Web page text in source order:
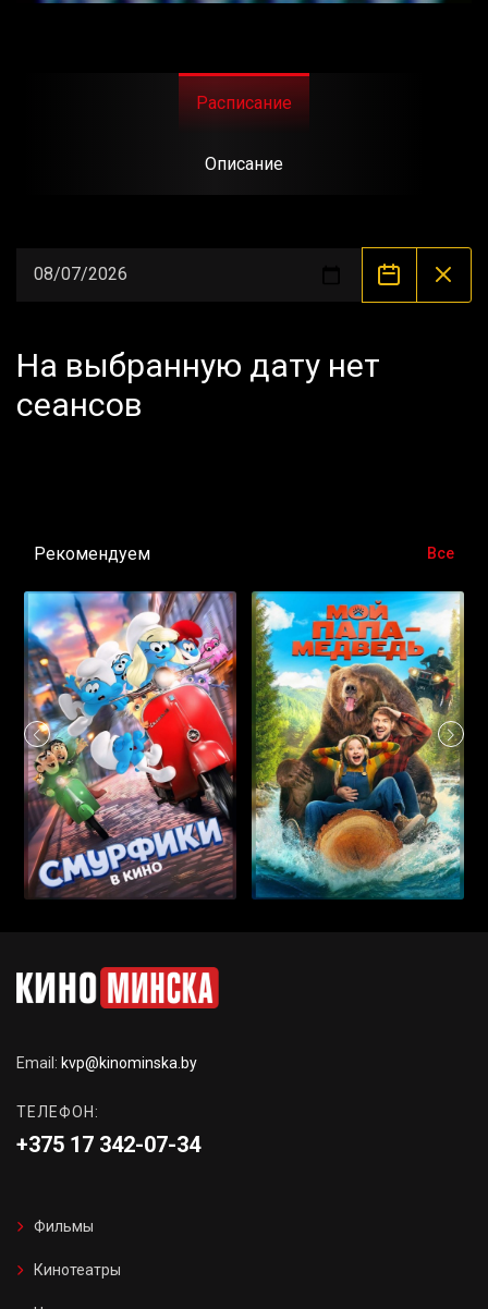
Расписание
Описание
На выбранную дату нет
сеансов
Рекомендуем Все
Email: kvp@kinominska.by
ТЕЛЕФОН:
+375 17 342-07-34
Фильмы
Кинотеатры